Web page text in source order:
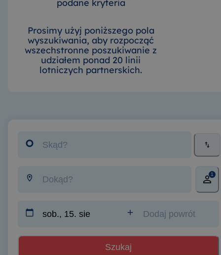
podane kryteria
Prosimy użyj poniższego pola
wyszukiwania, aby rozpocząć
wszechstronne poszukiwanie z
udziałem ponad 20 linii
lotniczych partnerskich.
1
Szukaj